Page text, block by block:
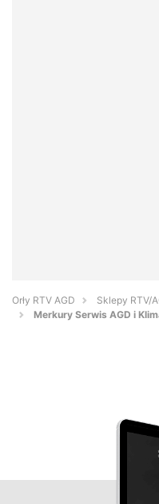
Orły RTV AGD
Sklepy RTV/
Merkury Serwis AGD i